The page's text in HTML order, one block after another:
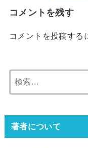
コメントを残す
コメントを投稿する
著者について